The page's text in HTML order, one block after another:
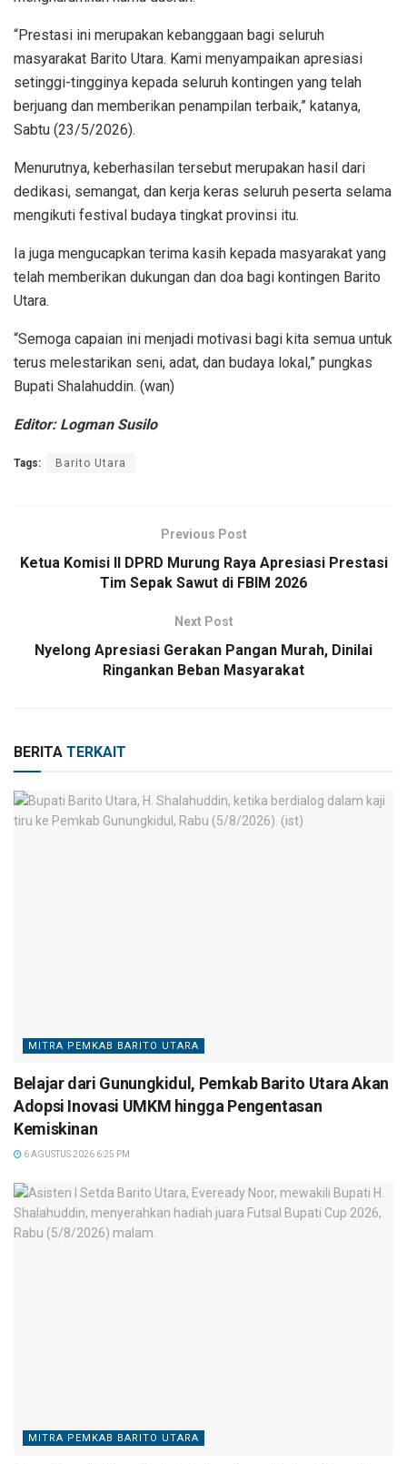
“Prestasi ini merupakan kebanggaan bagi seluruh
masyarakat Barito Utara. Kami menyampaikan apresiasi
setinggi-tingginya kepada seluruh kontingen yang telah
berjuang dan memberikan penampilan terbaik,” katanya,
Sabtu (23/5/2026).
Menurutnya, keberhasilan tersebut merupakan hasil dari
dedikasi, semangat, dan kerja keras seluruh peserta selama
mengikuti festival budaya tingkat provinsi itu.
Ia juga mengucapkan terima kasih kepada masyarakat yang
telah memberikan dukungan dan doa bagi kontingen Barito
Utara.
“Semoga capaian ini menjadi motivasi bagi kita semua untuk
terus melestarikan seni, adat, dan budaya lokal,” pungkas
Bupati Shalahuddin. (wan)
Editor: Logman Susilo
Tags: Barito Utara
Previous Post
Ketua Komisi II DPRD Murung Raya Apresiasi Prestasi
Tim Sepak Sawut di FBIM 2026
Next Post
Nyelong Apresiasi Gerakan Pangan Murah, Dinilai
Ringankan Beban Masyarakat
BERITA TERKAIT
MITRA PEMKAB BARITO UTARA
Belajar dari Gunungkidul, Pemkab Barito Utara Akan
Adopsi Inovasi UMKM hingga Pengentasan
Kemiskinan
6 AGUSTUS 2026 6:25 PM
MITRA PEMKAB BARITO UTARA